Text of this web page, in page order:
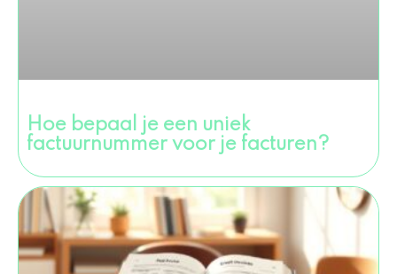
Hoe bepaal je een uniek
factuurnummer voor je facturen?